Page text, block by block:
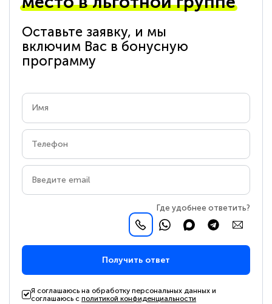
Оставьте заявку, и мы
включим Вас в бонусную
программу
Где удобнее ответить?
Получить ответ
Я соглашаюсь на обработку персональных данных и
соглашаюсь сполитикой конфиденциальности